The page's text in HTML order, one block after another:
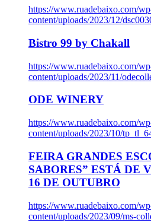
https://www.ruadebaixo.com/
content/uploads/2023/12/
Bistro 99 by Chakall
https://www.ruadebaixo.com/
content/uploads/2023/11/
ODE WINERY
https://www.ruadebaixo.com/
content/uploads/2023/10/
FEIRA GRANDES
SABORES” ESTÁ DE
16 DE OUTUBRO
https://www.ruadebaixo.com/
content/uploads/2023/09/ms-